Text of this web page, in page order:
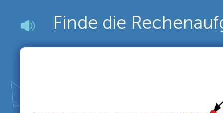
Finde die